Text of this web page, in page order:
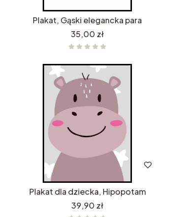
Plakat, Gąski elegancka para
Cena
35,00 zł
Plakat dla dziecka, Hipopotam
Cena
39,90 zł